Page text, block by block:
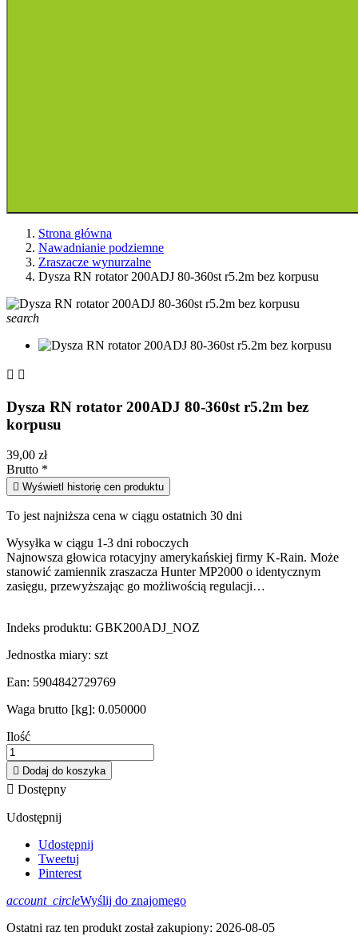
Strona główna
Nawadnianie podziemne
Zraszacze wynurzalne
Dysza RN rotator 200ADJ 80-360st r5.2m bez korpusu
search
 
Dysza RN rotator 200ADJ 80-360st r5.2m bez
korpusu
39,00 zł
Brutto *
 Wyświetl historię cen produktu
To jest najniższa cena w ciągu ostatnich 30 dni
Wysyłka w ciągu 1-3 dni roboczych
Najnowsza głowica rotacyjny amerykańskiej firmy K-Rain. Może
stanowić zamiennik zraszacza Hunter MP2000 o identycznym
zasięgu, przewyższając go możliwością regulacji…
Indeks produktu: GBK200ADJ_NOZ
Jednostka miary: szt
Ean: 5904842729769
Waga brutto [kg]: 0.050000
Ilość
 Dodaj do koszyka
 Dostępny
Udostępnij
Udostępnij
Tweetuj
Pinterest
account_circleWyślij do znajomego
Ostatni raz ten produkt został zakupiony: 2026-08-05